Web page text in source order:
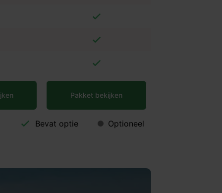
Pakket bekijken
Bevat optie Optioneel